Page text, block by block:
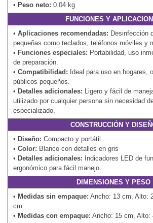
• Peso neto: 0.04 kg
FUNCIONES Y
• Aplicaciones recomendadas: Desinfección
pequeñas como teclados, teléfonos móviles y
• Funciones especiales: Portabilidad, uso
de preparación.
• Compatibilidad: Ideal para uso en hogares,
públicos pequeños.
• Detalles adicionales: Ligero y fácil de
utilizado por cualquier persona sin necesidad
especializado.
CONSTRUCCIÓN Y
• Diseño: Compacto y portátil
• Color: Blanco con detalles en gris
• Detalles adicionales: Indicadores LED de
ergonómico para fácil manejo.
DIMENSIONES Y PESO
• Medidas sin empaque: Ancho: 13 cm, Alto:
cm
• Medidas con empaque: Ancho: 15 cm, Alto: